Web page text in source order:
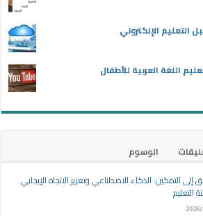
التعليم الإلكتروني
الوسوم
إلى التمكين: الذكاء الاصطناعي وتعزيز الاتجاه الإيجابي
التعليم